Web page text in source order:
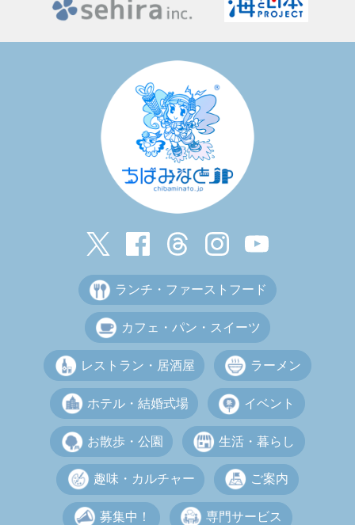
ランチ・ファーストフード
カフェ・パン・スイーツ
レストラン・居酒屋 ラーメン
ホテル・結婚式場 イベント
お散歩・公園 生活・暮らし
趣味・カルチャー ご案内
募集中！ 専門サービス